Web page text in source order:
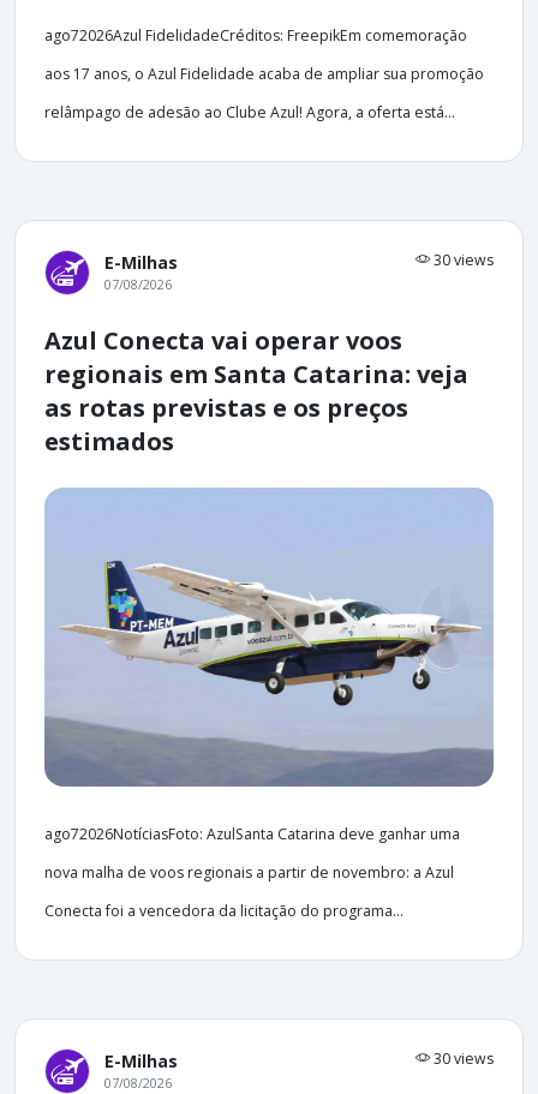
ago72026Azul FidelidadeCréditos: FreepikEm comemoração
aos 17 anos, o Azul Fidelidade acaba de ampliar sua promoção
relâmpago de adesão ao Clube Azul! Agora, a oferta está...
E-Milhas 30 views
07/08/2026
Azul Conecta vai operar voos
regionais em Santa Catarina: veja
as rotas previstas e os preços
estimados
ago72026NotíciasFoto: AzulSanta Catarina deve ganhar uma
nova malha de voos regionais a partir de novembro: a Azul
Conecta foi a vencedora da licitação do programa...
E-Milhas 30 views
07/08/2026